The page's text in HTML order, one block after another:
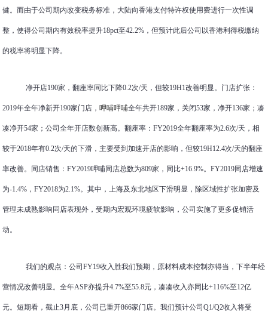
健。而由于公司期内改变税务标准，大陆向香港支付特许权使用费进行一次性调
整，使得公司期内有效税率提升18pct至42.2%，但预计此后公司以香港利得税缴纳
的税率将明显下降。
净开店190家，翻座率同比下降0.2次/天，但较19H1改善明显。门店扩张：
2019年全年净新开190家门店，呷哺呷哺全年共开189家，关闭53家，净开136家；凑
凑净开54家；公司全年开店数创新高。翻座率：FY2019全年翻座率为2.6次/天，相
较于2018年有0.2次/天的下滑，主要受到加速开店的影响，但较19H12.4次/天的翻座
率改善。同店销售：FY2019呷哺同店总数为809家，同比+16.9%。FY2019同店增速
为-1.4%，FY2018为2.1%。其中，上海及东北地区下滑明显，除区域性扩张加密及
管理未成熟影响同店表现外，受期内宏观环境疲软影响，公司实施了更多促销活
动。
我们的观点：公司FY19收入胜我们预期，原材料成本控制亦得当，下半年经
营情况改善明显。全年ASP亦提升4.7%至55.8元，凑凑收入亦同比+116%至12亿
元。短期看，截止3月底，公司已重开866家门店。我们预计公司Q1/Q2收入将受